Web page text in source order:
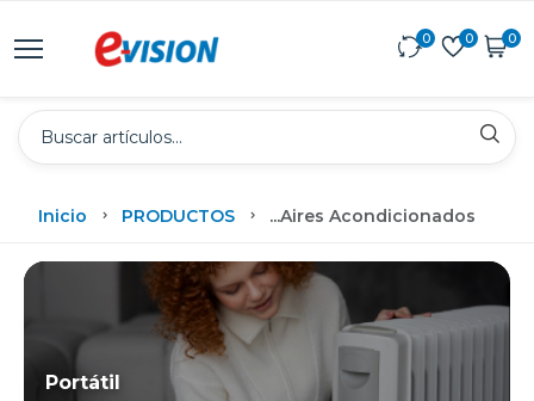
0 0 0
Inicio PRODUCTOS ...Aires Acondicionados
Portátil